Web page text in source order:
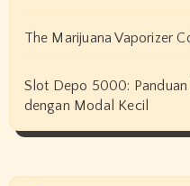
The Marijuana Vaporizer
Slot Depo 5000: Panduan
dengan Modal Kecil